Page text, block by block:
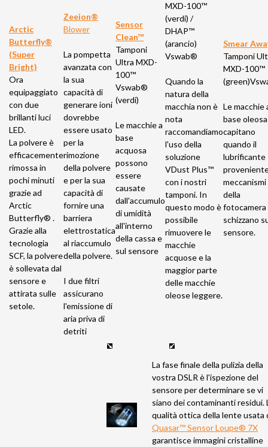
Arctic
Butterfly®
(Super
Bright)
Ora
equipaggiato
con due
brillanti luci
LED.
La polvere è
efficacemente
rimossa in
pochi minuti
grazie ad
Arctic
Butterfly® .
Grazie alla
tecnologia
SCF, la polvere
è sollevata dal
sensore e
attirata sulle
setole.
Zeeion®
Blower
La pompetta
avanzata con
la sua
capacità di
generare ioni
dovrebbe
essere usato
per la
rimozione
della polvere
e per la sua
capacità di
fornire una
barriera
elettrostatica
al riaccumulo
della polvere.
I due filtri
assicurano
l'emissione di
aria priva di
detriti
Sensor
Clean™
Tamponi
Ultra MXD-
100™
Vswab®
(verdi)
Le macchie a
base
acquosa
possono
essere
causate
dall'accumulo
di umidità
all'interno
della cassa e
sul sensore
MXD-100™
(verdi) /
DHAP™
(arancio)
Vswab®
Quando la
natura della
macchia non è
nota
raccomandiamo
l'uso della
soluzione
VDust Plus™
con i nostri
tamponi. In
questo modo è
possibile
rimuovere le
macchie
acquose e la
maggior parte
delle macchie
oleose leggere.
Smear
Tamponi
MXD-100™
Le macchie
base oleosa
capitano
quando il
lubrificante
meccanismi
della
fotocamera
schizzano
sensore.
La fase finale della pulizia della
vostra DSLR è l'ispezione del
sensore per determinare se vi
siano dei contaminanti residui.
qualità ottica della lente usata
Quasar™ Sensor Loupe® 7X
garantisce immagini cristalline